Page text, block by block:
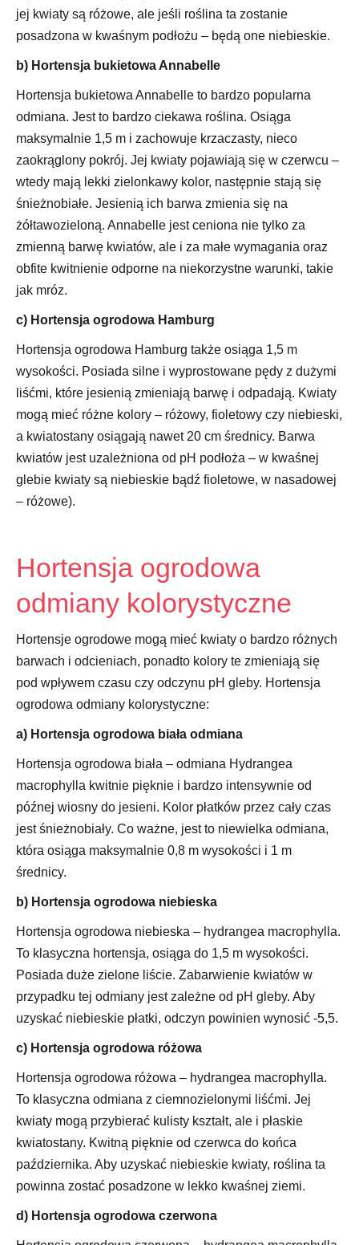
jej kwiaty są różowe, ale jeśli roślina ta zostanie
posadzona w kwaśnym podłożu – będą one niebieskie.
b) Hortensja bukietowa Annabelle
Hortensja bukietowa Annabelle to bardzo popularna
odmiana. Jest to bardzo ciekawa roślina. Osiąga
maksymalnie 1,5 m i zachowuje krzaczasty, nieco
zaokrąglony pokrój. Jej kwiaty pojawiają się w czerwcu –
wtedy mają lekki zielonkawy kolor, następnie stają się
śnieżnobiałe. Jesienią ich barwa zmienia się na
żółtawozieloną. Annabelle jest ceniona nie tylko za
zmienną barwę kwiatów, ale i za małe wymagania oraz
obfite kwitnienie odporne na niekorzystne warunki, takie
jak mróz.
c) Hortensja ogrodowa Hamburg
Hortensja ogrodowa Hamburg także osiąga 1,5 m
wysokości. Posiada silne i wyprostowane pędy z dużymi
liśćmi, które jesienią zmieniają barwę i odpadają. Kwiaty
mogą mieć różne kolory – różowy, fioletowy czy niebieski,
a kwiatostany osiągają nawet 20 cm średnicy. Barwa
kwiatów jest uzależniona od pH podłoża – w kwaśnej
glebie kwiaty są niebieskie bądź fioletowe, w nasadowej
– różowe).
Hortensja ogrodowa
odmiany kolorystyczne
Hortensje ogrodowe mogą mieć kwiaty o bardzo różnych
barwach i odcieniach, ponadto kolory te zmieniają się
pod wpływem czasu czy odczynu pH gleby. Hortensja
ogrodowa odmiany kolorystyczne:
a) Hortensja ogrodowa biała odmiana
Hortensja ogrodowa biała – odmiana Hydrangea
macrophylla kwitnie pięknie i bardzo intensywnie od
późnej wiosny do jesieni. Kolor płatków przez cały czas
jest śnieżnobiały. Co ważne, jest to niewielka odmiana,
która osiąga maksymalnie 0,8 m wysokości i 1 m
średnicy.
b) Hortensja ogrodowa niebieska
Hortensja ogrodowa niebieska – hydrangea macrophylla.
To klasyczna hortensja, osiąga do 1,5 m wysokości.
Posiada duże zielone liście. Zabarwienie kwiatów w
przypadku tej odmiany jest zależne od pH gleby. Aby
uzyskać niebieskie płatki, odczyn powinien wynosić -5,5.
c) Hortensja ogrodowa różowa
Hortensja ogrodowa różowa – hydrangea macrophylla.
To klasyczna odmiana z ciemnozielonymi liśćmi. Jej
kwiaty mogą przybierać kulisty kształt, ale i płaskie
kwiatostany. Kwitną pięknie od czerwca do końca
października. Aby uzyskać niebieskie kwiaty, roślina ta
powinna zostać posadzone w lekko kwaśnej ziemi.
d) Hortensja ogrodowa czerwona